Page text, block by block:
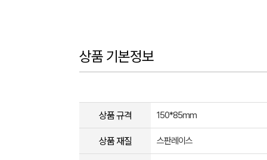
상품 기본정보
상품 규격 150*85mm
상품 재질 스판레이스